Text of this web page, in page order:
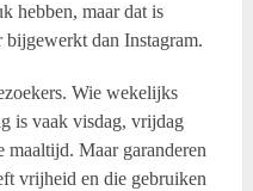
hebben, maar dat is
dan Instagram.
Wie wekelijks
is vaak visdag, vrijdag
maaltijd. Maar garanderen
vrijheid en die gebruiken